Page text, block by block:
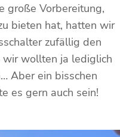
große Vorbereitung,
bieten hat, hatten wir
zufällig den
wollten ja lediglich
Aber ein bisschen
es gern auch sein!